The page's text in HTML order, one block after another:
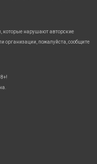
которые нарушают авторские
пожалуйста, сообщите